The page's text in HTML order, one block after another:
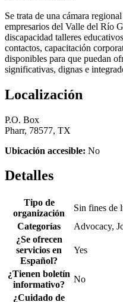
Se trata de una cámara
empresarios del Valle del Río
discapacidad talleres
contactos, capacitación
disponibles para que puedan
significativas, dignas e
Localización
P.O. Box
Pharr, 78577, TX
Ubicación accesible: No
Detalles
Tipo de
organización
Sin fines de
Categorías
Advocacy,
¿Se ofrecen
servicios en
Español?
Yes
¿Tienen boletín
informativo?
No
¿Cuidado de